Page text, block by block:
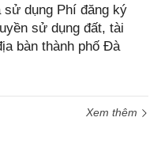
sử dụng Phí đăng ký
sử dụng đất, tài
bàn thành phố Đà
Xem thêm